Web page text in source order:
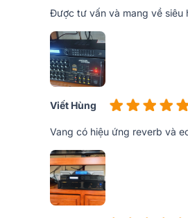
Mặt trước của vang số
micro, hiệu ứng. Ngoài ra,
dễ dàng.
Được tư vấn và mang về siêu
Viết Hùng
Vang có hiệu ứng reverb và